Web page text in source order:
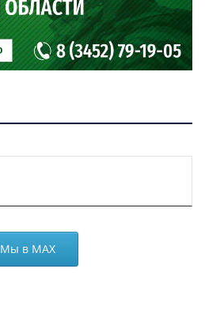
Мы в МАХ